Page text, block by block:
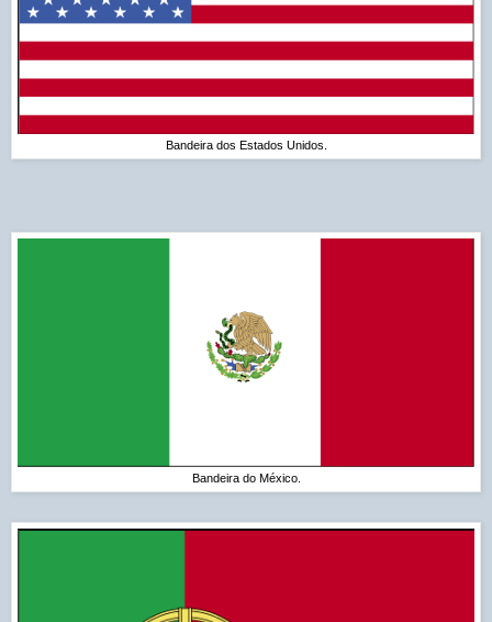
Bandeira dos Estados Unidos.
Bandeira do México.